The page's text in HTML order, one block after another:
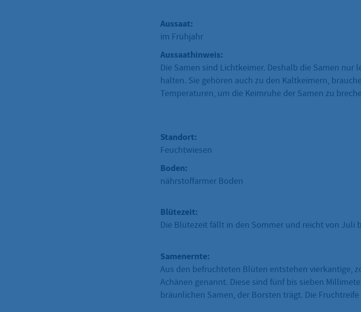
Aussaat:
im Frühjahr
Aussaathinweis:
Die Samen sind Lichtkeimer. Deshalb die Samen
halten. Sie gehören auch zu den Kaltkeimern,
Temperaturen, um die Keimruhe der Samen zu
Standort:
Feuchtwiesen
Boden:
nährstoffarmer Boden
Blütezeit:
Die Blütezeit fällt in den Sommer und reicht von Juli
Samenernte:
Aus den befruchteten Blüten entstehen vierkantige,
Achänen genannt. Diese sind fünf bis sieben
bräunlichen Samen, der Borsten trägt. Die